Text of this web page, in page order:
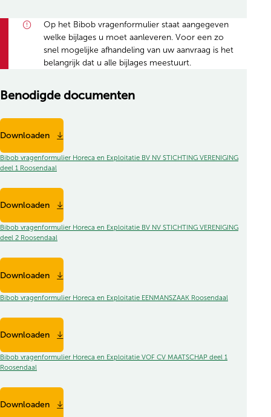
Op het Bibob vragenformulier staat aangegeven
welke bijlages u moet aanleveren. Voor een zo
snel mogelijke afhandeling van uw aanvraag is het
belangrijk dat u alle bijlages meestuurt.
Benodigde documenten
Bibob vragenformulier Horeca en Exploitatie BV NV STICHTING VERENIGING
deel 1 Roosendaal
Downloaden
Bibob vragenformulier Horeca en Exploitatie BV NV STICHTING VERENIGING
deel 2 Roosendaal
Downloaden
Bibob vragenformulier Horeca en Exploitatie EENMANSZAAK Roosendaal
Downloaden
Bibob vragenformulier Horeca en Exploitatie VOF CV MAATSCHAP deel 1
Roosendaal
Downloaden
Downloaden